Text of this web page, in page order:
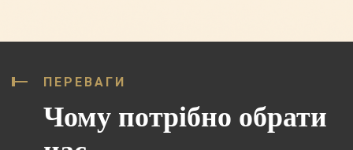
ПЕРЕВАГИ
Чому потрібно обрати